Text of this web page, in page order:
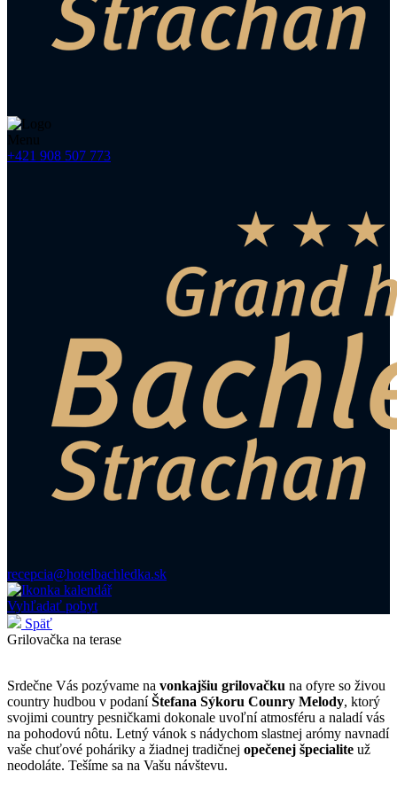
Menu
+421 908 507 773
recepcia@hotelbachledka.sk
Vyhľadať pobyt
Späť
Grilovačka na terase
Srdečne Vás pozývame na vonkajšiu grilovačku na ofyre so živou
country hudbou v podaníŠtefana Sýkoru Counry Melody, ktorý
svojimi country pesničkami dokonale uvoľní atmosféru a naladí vás
na pohodovú nôtu. Letný vánok s nádychom slastnej arómy navnadí
vaše chuťové poháriky a žiadnej tradičnej opečenej špecialite už
neodoláte. Tešíme sa na Vašu návštevu.